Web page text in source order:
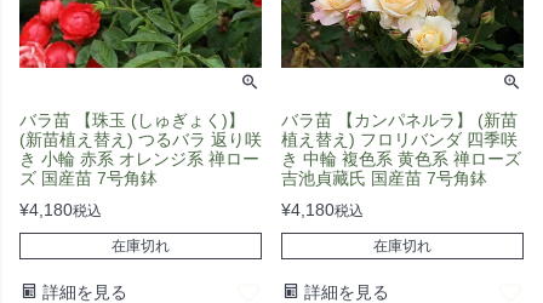
バラ苗 【珠玉 (しゅぎょく)】
(新苗植え替え) つるバラ 返り咲
き 小輪 赤系 オレンジ系 禅ロー
ズ 国産苗 7号角鉢
¥4,180税込
在庫切れ
詳細を見る
バラ苗 【カンパネルラ】 (新苗
植え替え) フロリバンダ 四季咲
き 中輪 複色系 黄色系 禅ローズ
吉池貞藏氏 国産苗 7号角鉢
¥4,180税込
在庫切れ
詳細を見る